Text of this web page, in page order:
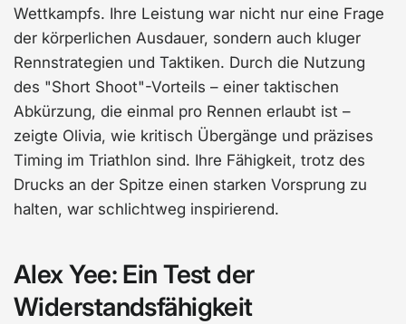
Wettkampfs. Ihre Leistung war nicht nur eine Frage
der körperlichen Ausdauer, sondern auch kluger
Rennstrategien und Taktiken. Durch die Nutzung
des "Short Shoot"-Vorteils – einer taktischen
Abkürzung, die einmal pro Rennen erlaubt ist –
zeigte Olivia, wie kritisch Übergänge und präzises
Timing im Triathlon sind. Ihre Fähigkeit, trotz des
Drucks an der Spitze einen starken Vorsprung zu
halten, war schlichtweg inspirierend.
Alex Yee: Ein Test der
Widerstandsfähigkeit